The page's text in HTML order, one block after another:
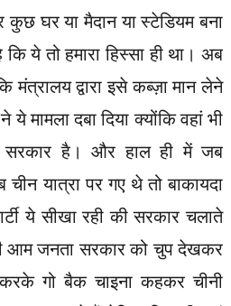
कुछ घर या मैदान या स्टेडियम बना
ये तो हमारा हिस्सा ही था। अब
द्वारा इसे कब्ज़ा मान लेने
मामला दबा दिया क्योंकि वहां भी
सरकार है। और हाल ही में जब
यात्रा पर गए थे तो बाकायदा
ये सीखा रही की सरकार चलाते
आम जनता सरकार को चुप देखकर
गो बैक चाइना कहकर चीनी